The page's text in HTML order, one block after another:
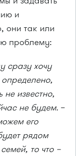
и
они так или
проблему:
сразу хочу
не известно,
не будем. –
его
рядом
то что –